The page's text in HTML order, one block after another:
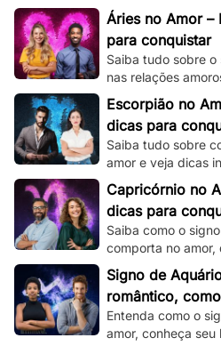
seu lado romântico!
Áries no Amor –
para conquistar
Saiba tudo sobre
nas relações
destravar seu
romântico.
Escorpião no
dicas para
Saiba tudo sobre
amor e veja dicas
seu misterioso e
Capricórnio no
dicas para
Saiba como o
comporta no amor,
romântico e veja
capricorniano!
Signo de
romântico,
Entenda como o
amor, conheça